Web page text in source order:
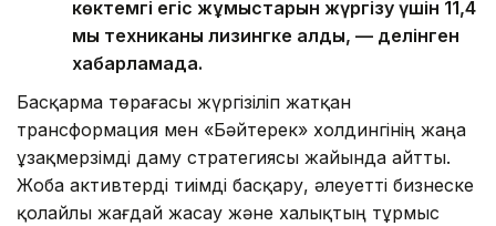
көктемгі егіс жұмыстарын жүргізу үшін 11,4
мың техниканы лизингке алды, — делінген
хабарламада.
Басқарма төрағасы жүргізіліп жатқан
трансформация мен «Бәйтерек» холдингінің жаңа
ұзақмерзімді даму стратегиясы жайында айтты.
Жоба активтерді тиімді басқару, әлеуетті бизнеске
қолайлы жағдай жасау және халықтың тұрмыс